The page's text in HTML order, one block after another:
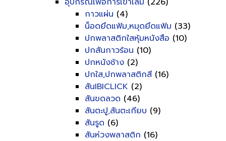
กาวแผ่น (4)
น็อดยึดแฟ้ม,หมุดยึดแฟ้ม (33)
ปกพลาสติกใสหุ้มหนังสือ (10)
ปกสันกาวร้อน (10)
ปกหนังช้าง (2)
ปกใส,ปกพลาสติกสี (16)
สันIBICLICK (2)
สันขดลวด (46)
สันตะปู,สันตะเกียบ (9)
สันรูด (6)
สันห่วงพลาสติก (16)